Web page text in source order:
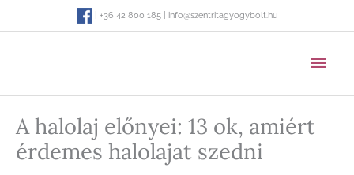
| +36 42 800 185 | info@szentritagyogybolt.hu
A halolaj előnyei: 13 ok, amiért
érdemes halolajat szedni